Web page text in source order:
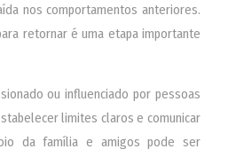
nos comportamentos anteriores.
retornar é uma etapa importante
ou influenciado por pessoas
limites claros e comunicar
da família e amigos pode ser